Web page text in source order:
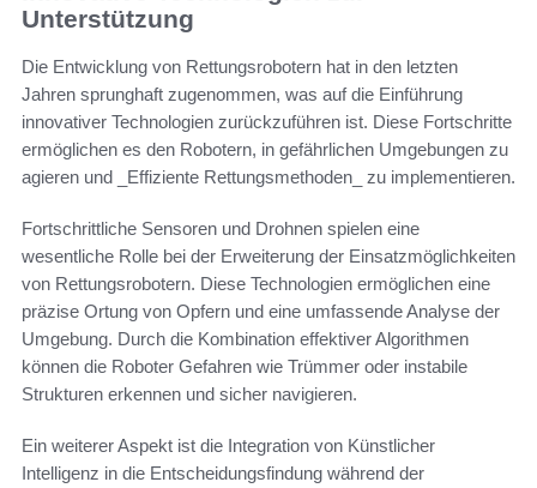
Unterstützung
Die Entwicklung von Rettungsrobotern hat in den letzten
Jahren sprunghaft zugenommen, was auf die Einführung
innovativer Technologien zurückzuführen ist. Diese Fortschritte
ermöglichen es den Robotern, in gefährlichen Umgebungen zu
agieren und _Effiziente Rettungsmethoden_ zu implementieren.
Fortschrittliche Sensoren und Drohnen spielen eine
wesentliche Rolle bei der Erweiterung der Einsatzmöglichkeiten
von Rettungsrobotern. Diese Technologien ermöglichen eine
präzise Ortung von Opfern und eine umfassende Analyse der
Umgebung. Durch die Kombination effektiver Algorithmen
können die Roboter Gefahren wie Trümmer oder instabile
Strukturen erkennen und sicher navigieren.
Ein weiterer Aspekt ist die Integration von Künstlicher
Intelligenz in die Entscheidungsfindung während der